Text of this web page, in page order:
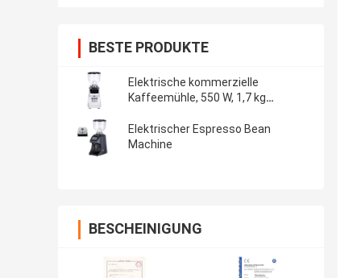
BESTE PRODUKTE
Elektrische kommerzielle
Kaffeemühle, 550 W, 1,7 kg
Elektrischer Espresso Bean
Machine
BESCHEINIGUNG